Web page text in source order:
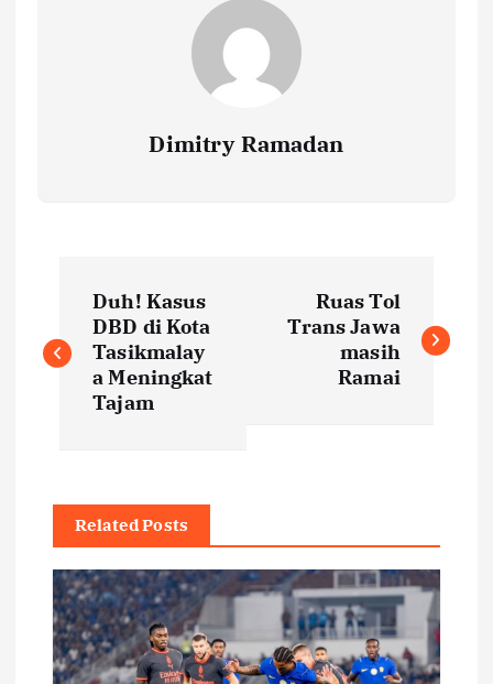
Dimitry Ramadan
o
n
a
v
Duh! Kasus
DBD di Kota
Tasikmalay
a Meningkat
Tajam
Ruas Tol
Trans Jawa
masih
Ramai
Related Posts